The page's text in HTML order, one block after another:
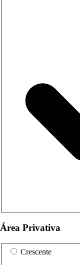
Área Privativa
Crescente